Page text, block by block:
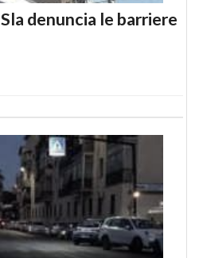
denuncia le barriere